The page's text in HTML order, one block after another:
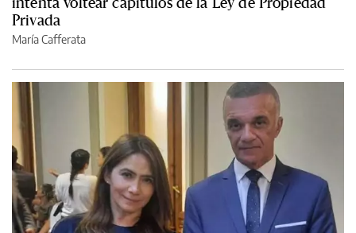
Privada
María Cafferata